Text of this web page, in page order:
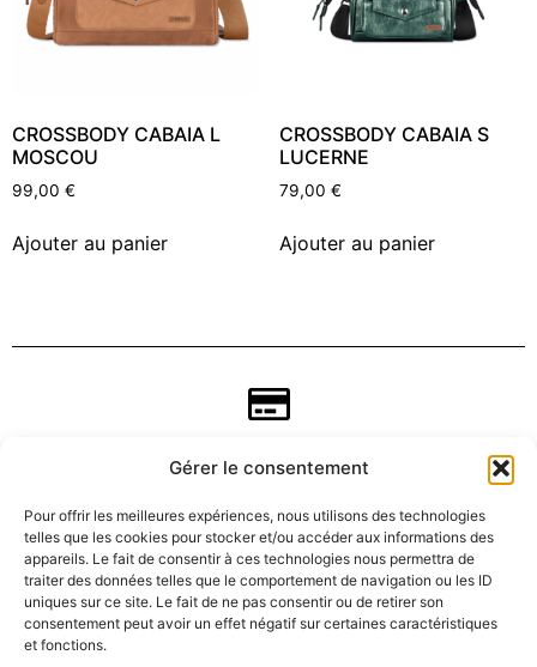
Gérer le consentement
Pour offrir les meilleures expériences, nous utilisons des technologies
telles que les cookies pour stocker et/ou accéder aux informations des
appareils. Le fait de consentir à ces technologies nous permettra de
traiter des données telles que le comportement de navigation ou les ID
uniques sur ce site. Le fait de ne pas consentir ou de retirer son
consentement peut avoir un effet négatif sur certaines caractéristiques
et fonctions.
CROSSBODY CABAIA L
MOSCOU
99,00 €
Ajouter au panier
CROSSBODY CABAIA S
LUCERNE
79,00 €
Ajouter au panier
CGV